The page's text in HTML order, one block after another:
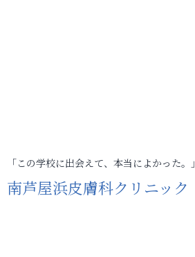
「この学校に出会えて、本当によかった。」
南芦屋浜皮膚科クリニック